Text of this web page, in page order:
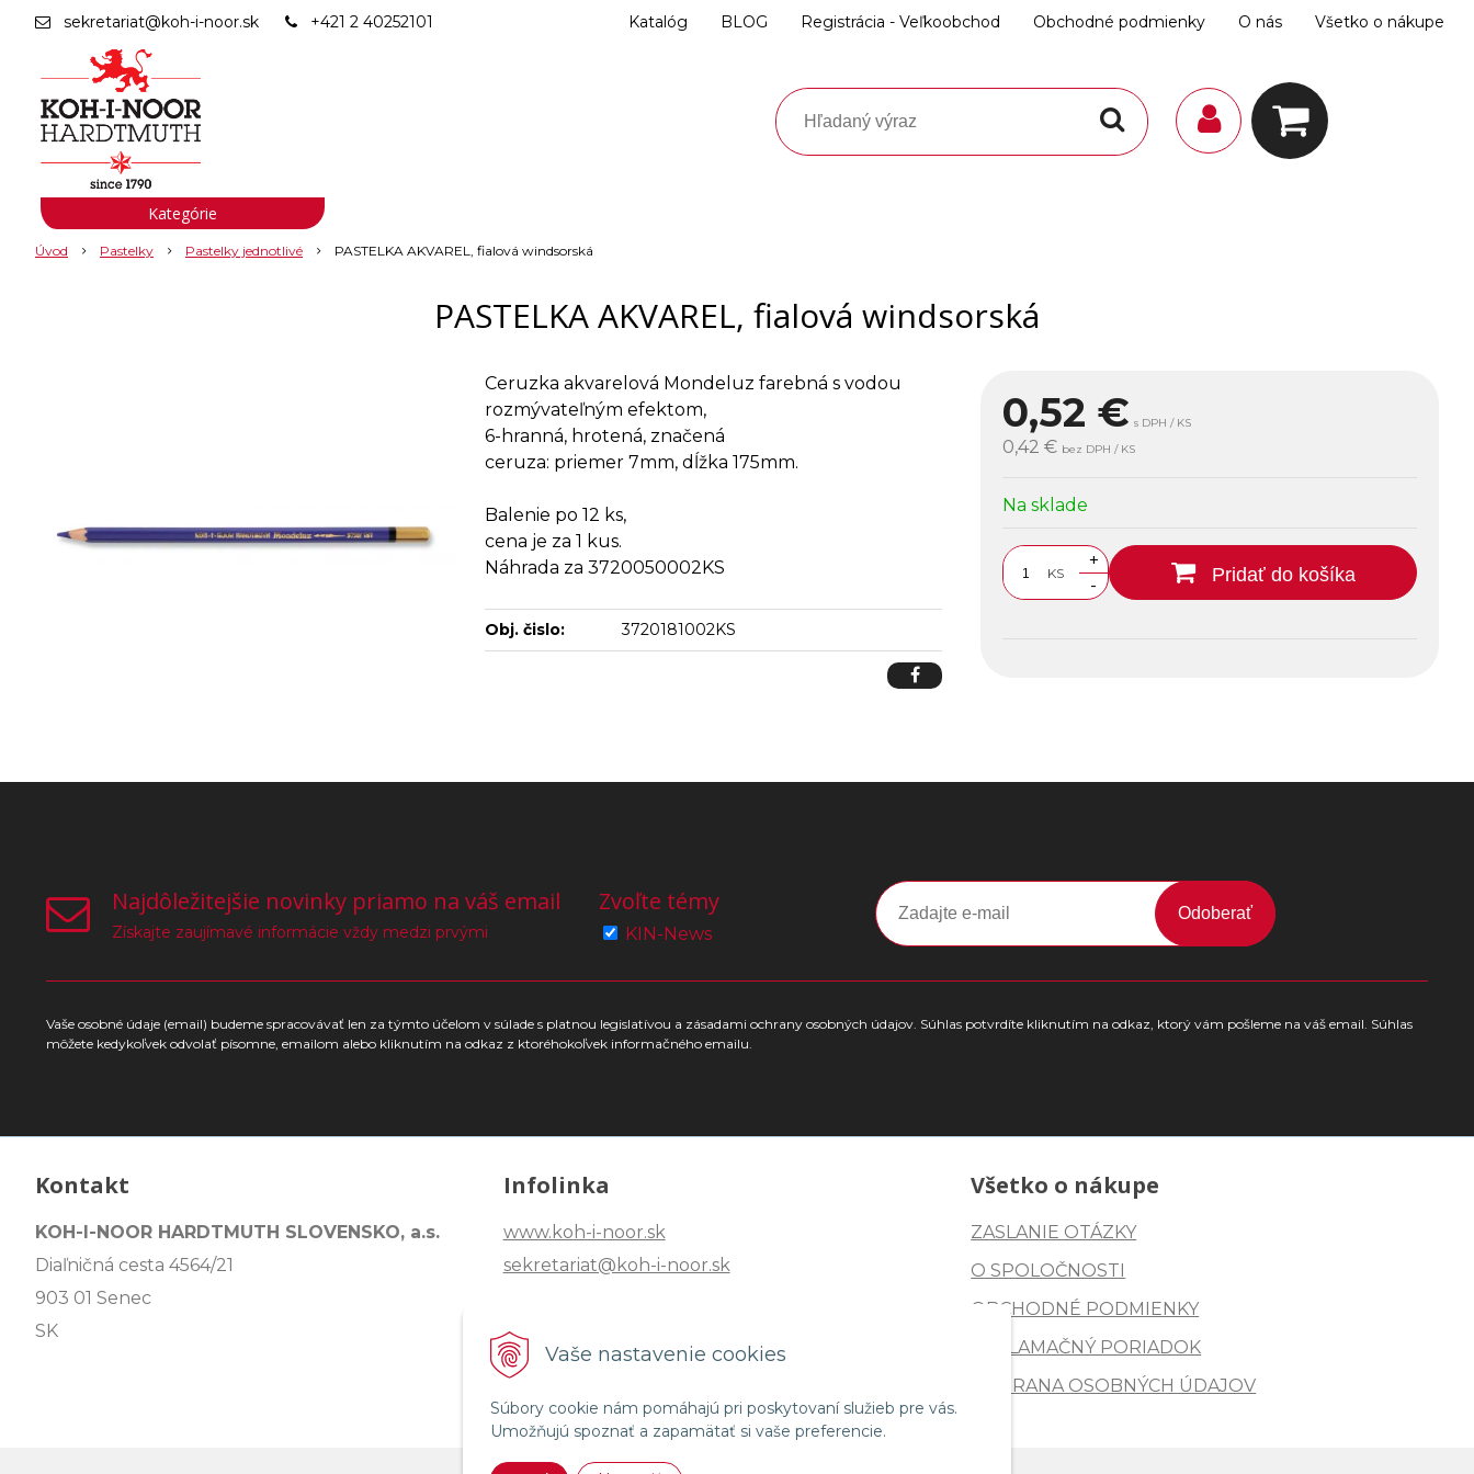
Vaše nastavenie cookies
Súbory cookie nám pomáhajú pri poskytovaní služieb pre vás.
Umožňujú spoznať a zapamätať si vaše preferencie.
sekretariat@koh-i-noor.sk +421 2 40252101 Katalóg BLOG Registrácia - Veľkoobchod Obchodné podmienky O nás Všetko o nákupe
Úvod Pastelky Pastelky jednotlivé PASTELKA AKVAREL, fialová windsorská
PASTELKA AKVAREL, fialová windsorská
0,52 € s DPH / KS
0,42 € bez DPH / KS
Na sklade
KS
+
-
Pridať do košíka
Ceruzka akvarelová Mondeluz farebná s vodou
rozmývateľným efektom,
6-hranná, hrotená, značená
ceruza: priemer 7mm, dĺžka 175mm.
Balenie po 12 ks,
cena je za 1 kus.
Náhrada za 3720050002KS
Obj. čislo: 3720181002KS
Kategórie
Najdôležitejšie novinky priamo na váš email
Získajte zaujímavé informácie vždy medzi prvými
Zvoľte témy
KIN-News
Odoberať
Vaše osobné údaje (email) budeme spracovávať len za týmto účelom v súlade s platnou legislatívou a zásadami ochrany osobných údajov. Súhlas potvrdíte kliknutím na odkaz, ktorý vám pošleme na váš email. Súhlas
môžete kedykoľvek odvolať písomne, emailom alebo kliknutím na odkaz z ktoréhokoľvek informačného emailu.
Kontakt
KOH-I-NOOR HARDTMUTH SLOVENSKO, a.s.
Diaľničná cesta 4564/21
903 01 Senec
SK
Infolinka
www.koh-i-noor.sk
sekretariat@koh-i-noor.sk
Tel: +421 2 40252101
Fax: +421 2 44872870
Všetko o nákupe
ZASLANIE OTÁZKY
O SPOLOČNOSTI
OBCHODNÉ PODMIENKY
REKLAMAČNÝ PORIADOK
OCHRANA OSOBNÝCH ÚDAJOV